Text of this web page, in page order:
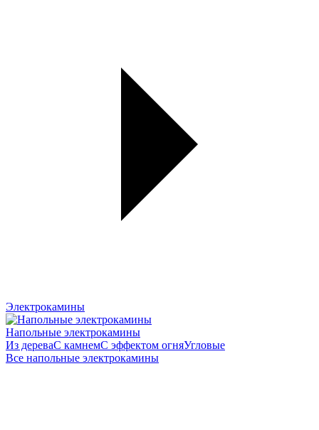
Электрокамины
Напольные электрокамины
Из дереваС камнемС эффектом огняУгловые
Все напольные электрокамины